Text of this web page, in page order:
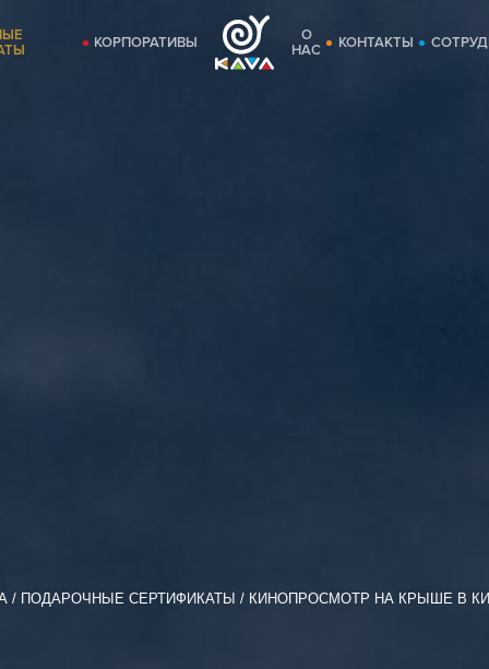
КОРПОРАТИВЫ
О
НАС
КОНТАКТЫ
ПОДАРОЧНЫЕ СЕРТИФИКАТЫ КИНОПРОСМОТР НА КРЫШЕ В